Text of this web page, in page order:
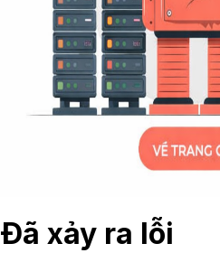
Đã xảy ra lỗi